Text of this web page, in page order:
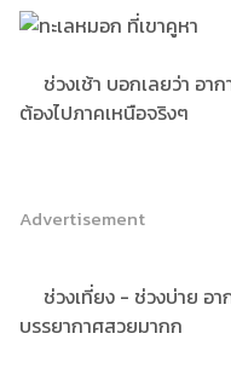
ช่วงเช้า บอกเลยว่า อา
ต้องไปภาคเหนือจริงๆ
Advertisement
ช่วงเที่ยง - ช่วงบ่าย อ
บรรยากาศสวยมากก